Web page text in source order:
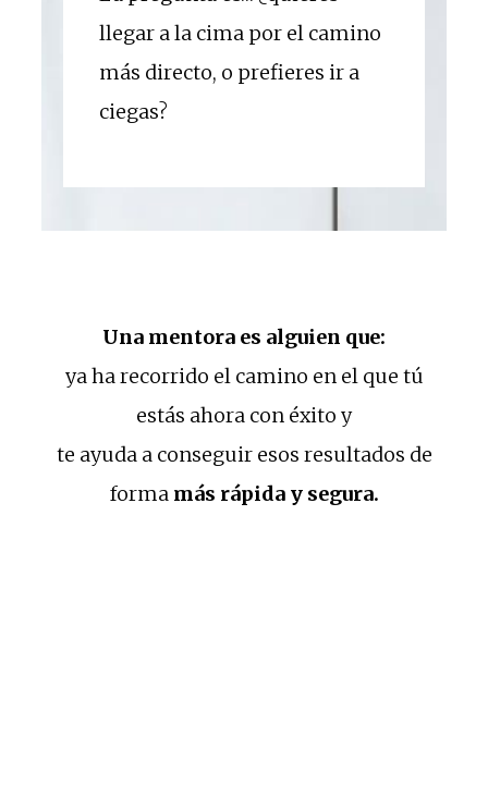
llegar a la cima por el camino
más directo, o prefieres ir a
ciegas?
Una mentora es alguien que:
ya ha recorrido el camino en el que tú
estás ahora con éxito y
te ayuda a conseguir esos resultados de
forma más rápida y segura.